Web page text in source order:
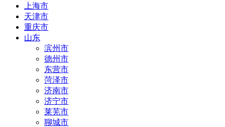
上海市
天津市
重庆市
山东
滨州市
德州市
东营市
菏泽市
济南市
济宁市
莱芜市
聊城市